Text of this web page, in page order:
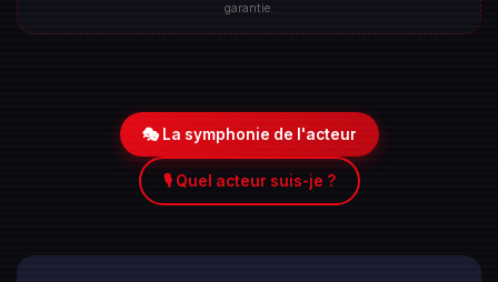
garantie.
🎭 La symphonie de l'acteur
🎙️ Quel acteur suis-je ?